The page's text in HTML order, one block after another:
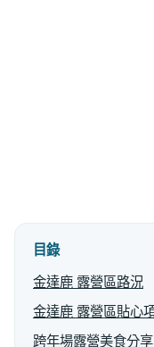
目錄
金達鹿 露營區路況
金達鹿 露營區貼心
跨年場露營美食分享